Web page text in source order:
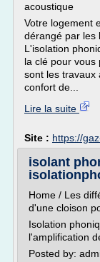
acoustique
Votre logement
dérangé par les
L'isolation
la clé pour vous
sont les travaux
confort de...
Lire la suite
Site : https://
isolant
Home / Les
d'une cloison
Isolation
l'amplification
Posted by: